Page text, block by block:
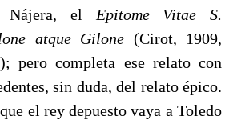
Nájera, el Epitome Vitae S.
atque Gilone (Cirot, 1909,
pero completa ese relato con
sin duda, del relato épico.
el rey depuesto vaya a Toledo